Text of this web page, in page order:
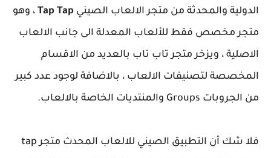
الدولية والمحدثة من متجر الالعاب الصيني Tap Tap ، وهو
متجر مخصص فقط للألعاب المعدلة الى جانب الالعاب
الاصلية ، ويزخر متجر تاب تاب بالعديد من الاقسام
المخصصة لتصنيفات الالعاب ، بالاضافة لوجود عدد كبير
من الجروبات Groups والمنتديات الخاصة بالالعاب.
فلا شك أن التطبيق الصيني للالعاب المحدث متجر tap